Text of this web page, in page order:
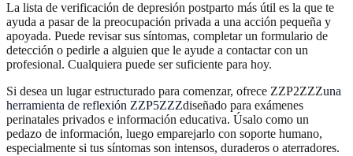
La lista de verificación de depresión postparto más útil es la que te
ayuda a pasar de la preocupación privada a una acción pequeña y
apoyada. Puede revisar sus síntomas, completar un formulario de
detección o pedirle a alguien que le ayude a contactar con un
profesional. Cualquiera puede ser suficiente para hoy.
Si desea un lugar estructurado para comenzar, ofrece ZZP2ZZZuna
herramienta de reflexión ZZP5ZZZdiseñado para exámenes
perinatales privados e información educativa. Úsalo como un
pedazo de información, luego emparejarlo con soporte humano,
especialmente si tus síntomas son intensos, duraderos o aterradores.